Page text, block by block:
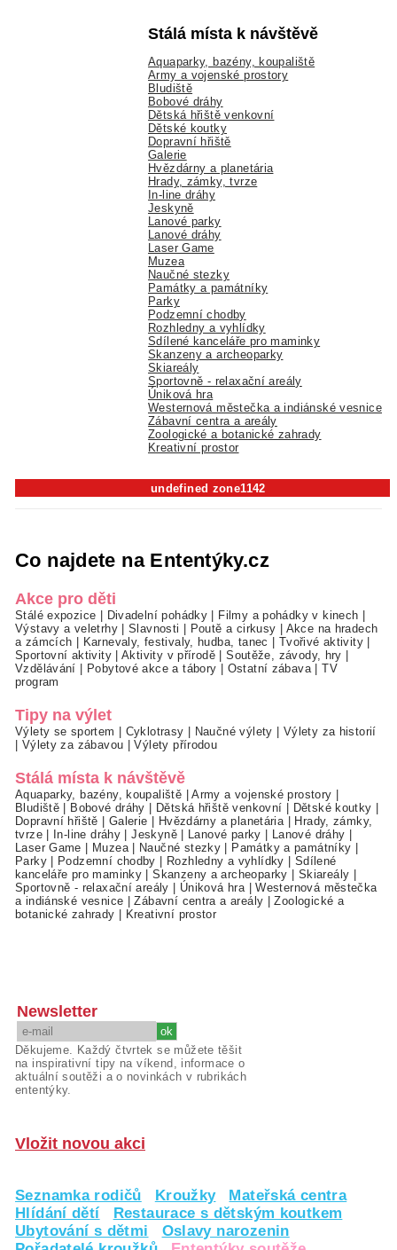
Stálá místa k návštěvě
Aquaparky, bazény, koupaliště
Army a vojenské prostory
Bludiště
Bobové dráhy
Dětská hřiště venkovní
Dětské koutky
Dopravní hřiště
Galerie
Hvězdárny a planetária
Hrady, zámky, tvrze
In-line dráhy
Jeskyně
Lanové parky
Lanové dráhy
Laser Game
Muzea
Naučné stezky
Památky a památníky
Parky
Podzemní chodby
Rozhledny a vyhlídky
Sdílené kanceláře pro maminky
Skanzeny a archeoparky
Skiareály
Sportovně - relaxační areály
Úniková hra
Westernová městečka a indiánské vesnice
Zábavní centra a areály
Zoologické a botanické zahrady
Kreativní prostor
undefined zone1142
Co najdete na Ententýky.cz
Akce pro děti
Stálé expozice | Divadelní pohádky | Filmy a pohádky v kinech |
Výstavy a veletrhy|Slavnosti | Poutě a cirkusy | Akce na hradech
a zámcích | Karnevaly, festivaly, hudba, tanec | Tvořivé aktivity |
Sportovní aktivity|Aktivity v přírodě |Soutěže, závody, hry |
Vzdělávání | Pobytové akce a tábory | Ostatní zábava |TV
program
Tipy na výlet
Výlety se sportem | Cyklotrasy | Naučné výlety | Výlety za historií
| Výlety za zábavou |Výlety přírodou
Stálá místa k návštěvě
Aquaparky, bazény, koupaliště |Army a vojenské prostory |
Bludiště | Bobové dráhy | Dětská hřiště venkovní | Dětské koutky |
Dopravní hřiště | Galerie | Hvězdárny a planetária | Hrady, zámky,
tvrze| In-line dráhy |Jeskyně| Lanové parky | Lanové dráhy |
Laser Game | Muzea| Naučné stezky | Památky a památníky |
Parky| Podzemní chodby | Rozhledny a vyhlídky | Sdílené
kanceláře pro maminky |Skanzeny a archeoparky | Skiareály |
Sportovně - relaxační areály | Úniková hra |Westernová městečka
a indiánské vesnice |Zábavní centra a areály |Zoologické a
botanické zahrady | Kreativní prostor
Newsletter
Děkujeme. Každý čtvrtek se můžete těšit
na inspirativní tipy na víkend, informace o
aktuální soutěži a o novinkách v rubrikách
ententýky.
Vložit novou akci
Seznamka rodičů Kroužky
Mateřská centra
Hlídání dětí
Restaurace s dětským koutkem
Ubytování s dětmi
Oslavy narozenin